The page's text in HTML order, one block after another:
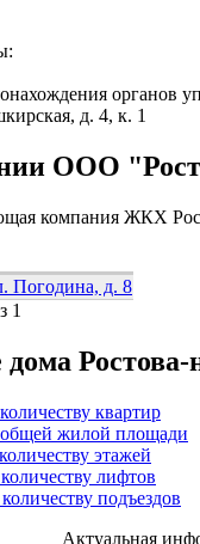
органов
д. 4, к. 1
ООО
компания ЖКХ
Погодина, д. 8
1
Ростова-
квартир
жилой площади
этажей
лифтов
подъездов
Актуальная